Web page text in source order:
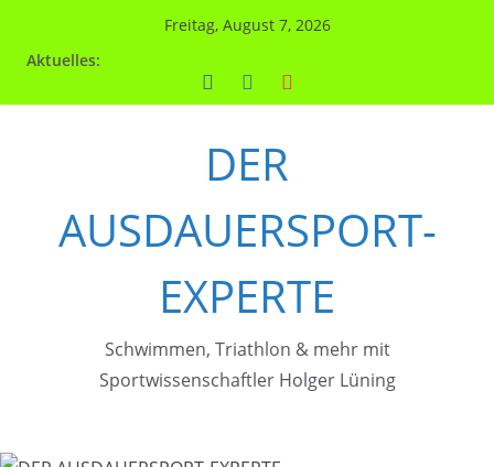
Freitag, August 7, 2026
Aktuelles:
DER
AUSDAUERSPORT-
EXPERTE
Schwimmen, Triathlon & mehr mit
Sportwissenschaftler Holger Lüning